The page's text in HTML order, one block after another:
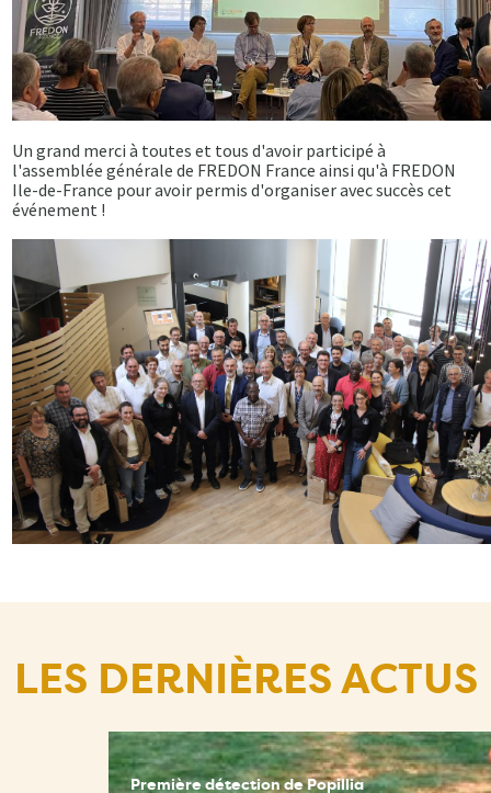
Un grand merci à toutes et tous d'avoir participé à
l'assemblée générale de FREDON France ainsi qu'à FREDON
Ile-de-France pour avoir permis d'organiser avec succès cet
événement !
LES DERNIÈRES ACTUS
Première détection de Popillia